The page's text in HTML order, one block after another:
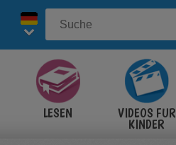
LESEN VIDEOS FÜR
KINDER